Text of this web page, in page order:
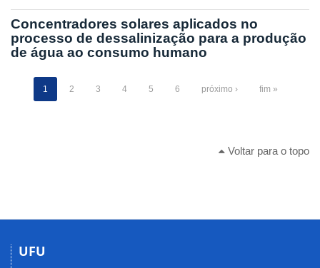
Concentradores solares aplicados no
processo de dessalinização para a produção
de água ao consumo humano
1 2 3 4 5 6 próximo › fim »
Voltar para o topo
UFU